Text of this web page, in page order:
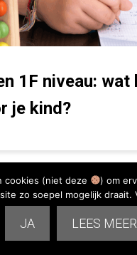
1F niveau:
je kind?
cookies (niet deze
) om
zo soepel mogelijk draait.
JA LEES MEER